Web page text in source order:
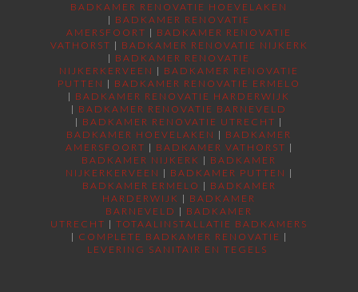
BADKAMER RENOVATIE HOEVELAKEN
| BADKAMER RENOVATIE
AMERSFOORT | BADKAMER RENOVATIE
VATHORST | BADKAMER RENOVATIE NIJKERK
| BADKAMER RENOVATIE
NIJKERKERVEEN | BADKAMER RENOVATIE
PUTTEN | BADKAMER RENOVATIE ERMELO
| BADKAMER RENOVATIE HARDERWIJK
| BADKAMER RENOVATIE BARNEVELD
| BADKAMER RENOVATIE UTRECHT |
BADKAMER HOEVELAKEN | BADKAMER
AMERSFOORT | BADKAMER VATHORST |
BADKAMER NIJKERK | BADKAMER
NIJKERKERVEEN | BADKAMER PUTTEN |
BADKAMER ERMELO | BADKAMER
HARDERWIJK | BADKAMER
BARNEVELD | BADKAMER
UTRECHT | TOTAALINSTALLATIE BADKAMERS
| COMPLETE BADKAMER RENOVATIE |
LEVERING SANITAIR EN TEGELS